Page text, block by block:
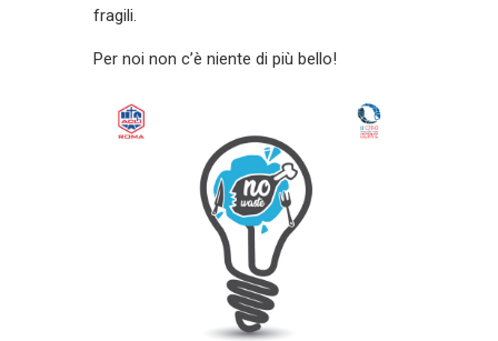
fragili.
Per noi non c’è niente di più bello!